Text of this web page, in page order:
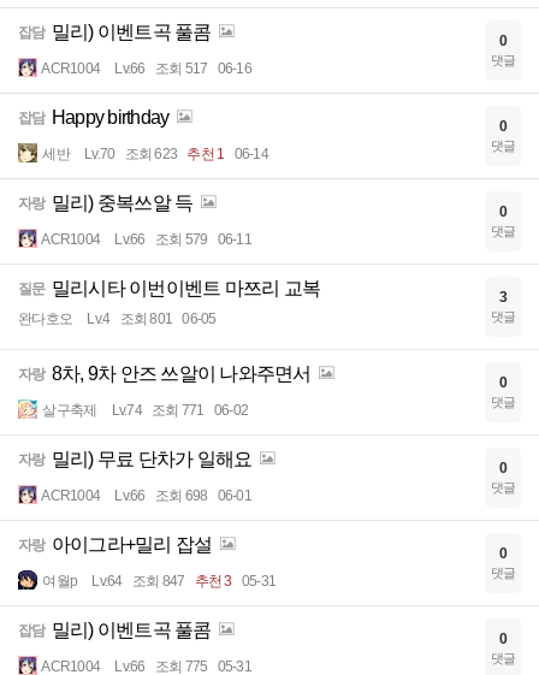
잡담 밀리) 이벤트곡 풀콤
ACR1004 Lv.66 조회 517 06-16
0
댓글
잡담 Happy birthday
세반 Lv.70 조회 623 추천 1 06-14
0
댓글
자랑 밀리) 중복쓰알 득
ACR1004 Lv.66 조회 579 06-11
0
댓글
질문 밀리시타 이번이벤트 마쯔리 교복
완다호오 Lv.4 조회 801 06-05
3
댓글
자랑 8차, 9차 안즈 쓰알이 나와주면서
살구축제 Lv.74 조회 771 06-02
0
댓글
자랑 밀리) 무료 단차가 일해요
ACR1004 Lv.66 조회 698 06-01
0
댓글
자랑 아이그라+밀리 잡설
여월p Lv.64 조회 847 추천 3 05-31
0
댓글
잡담 밀리) 이벤트곡 풀콤
ACR1004 Lv.66 조회 775 05-31
0
댓글